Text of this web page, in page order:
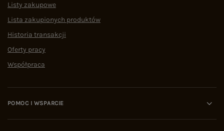
Listy zakupowe
Lista zakupionych produktów
Historia transakcji
Oferty pracy
Współpraca
POMOC I WSPARCIE